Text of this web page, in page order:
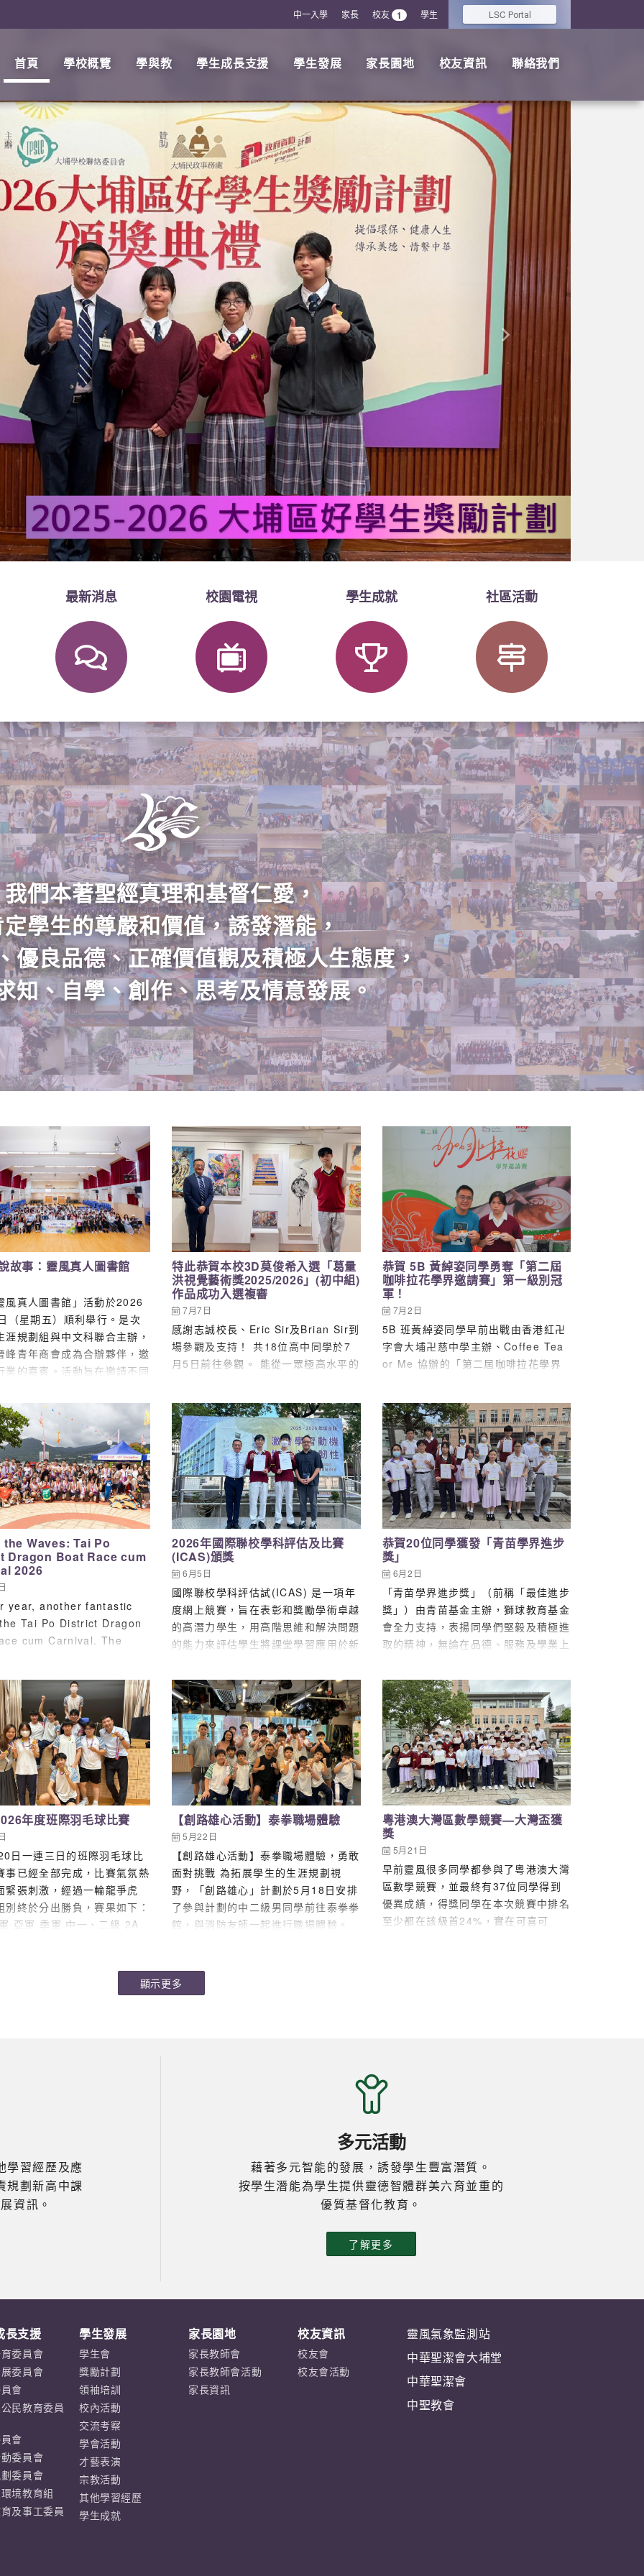
中一入學 家長 校友 1 學生 LSC Portal
首頁 學校概覽 學與教 學生成長支援 學生發展 家長園地 校友資訊 聯絡我們
最新消息 校園電視 學生成就 社區活動
我們本著聖經真理和基督仁愛，
學生的尊嚴和價值，誘發潛能，
優良品德、正確價值觀及積極人生態度，
知、自學、創作、思考及情意發展。
故事：靈風真人圖書館
風真人圖書館」活動於2026
（星期五）順利舉行。是次
涯規劃組與中文科聯合主辦，
峰青年商會成為合辦夥伴，邀
業的嘉賓。活動旨在邀請不同
學進行深度對話，讓學生能切
同行業的苦與樂，為未來的生
定堅實的基礎。 是次活動陣
邀請到多位來自社會各界的傑
士擔任「真人圖書」。當中包
運接力獎牌得主兼醫生劉敬亭
業傳訊及公關事務顧問吳淑珊
冊高級心理諮詢師Elvin
滑浪風帆運動員文傲軒先
零售企業家歐陽明昌先生、
Room創辦人歐菩嫻小姐、
民關係組梁永基警長與梁浩鈞
及香港食肉獸創辦人郭澤豐先
貫徹互動與實踐並重的理
9時正於學校禮堂舉行開幕儀
幕。隨後，活動分為兩節「真
小組分享，同學們移師至各個
嘉賓進行近距離的交流與探
們無私分享其行業心路歷程與
，課室內氣氛熱烈。在兩節充
的課室分享後，全體師生與嘉
集禮堂，由志誠校長及晉峰青
麗卿會長分享活動理念及感
來由Raymond副校長主持
對談」的環節，每位嘉賓輪流
上一句語重心長的鼓勵說話，
學子勇於追尋夢想、在挑戰中
，真摯的寄語贏得全場熱烈的
同學能在未來的生涯規劃與
上迎難而上。承傳靈風精神，
念書寫屬於自己的精彩未來。
特此恭賀本校3D莫俊希入選「葛量
洪視覺藝術獎2025/2026」(初中組)
作品成功入選複審
7月7日
感謝志誠校長、Eric Sir及Brian Sir到
場參觀及支持！ 共18位高中同學於7
月5日前往參觀。 能從一眾極高水平的
7/7/2026於石硤尾賽馬會創意藝術中
心（JCCAC）L1 畫廊展出。……
恭賀 5B 黃綽姿同學勇奪「第二屆
咖啡拉花學界邀請賽」第一級別冠
軍！
7月2日
5B 班黃綽姿同學早前出戰由香港紅卍
字會大埔卍慈中學主辦、Coffee Tea
or Me 協辦的「第二屆咖啡拉花學界
的臨場表現，成功榮獲「第一級別冠
軍」殊榮 ！ 是次學界邀請賽競爭激
烈，吸引了來自全港各區共 21 所學
校、多達 84 位學生同場競技 。比賽
更邀得協辦機構「Coffee Tea or
Me」團隊擔任專業評審，該團隊同時
擁有 CQI-Q Arabica Grader 國際咖
啡品質鑑定師執照，以及 L.A.G.S.
……
Waves: Tai Po
Dragon Boat Race cum
2026
year, another fantastic
Tai Po District Dragon
cum Carnival. The
were answered with clear
warming sunshine as
the race!……
2026年國際聯校學科評估及比賽
(ICAS)頒獎
6月5日
國際聯校學科評估試(ICAS) 是一項年
度網上競賽，旨在表彰和獎勵學術卓越
的高潛力學生，用高階思維和解決問題
的能力來評估學生將課堂學習應用於新
2026年國際聯校評估試ICAS，共有7
位學生考獲佳績，其中3人取得優異
(Credit)成績和4人取得優良(Merit)，
當中2B班洪穎言更奪得英文評估試的
榮譽證書 (Distinction)，成績詳見下
表。 班別 中文姓名 數學(中文) 英文
科學(中文) 2B 洪穎言 Distinction
2B 劉鎧豪 Credit 1A 朱珈
葵 Credit 2B 程小萍 Merit
2B 蔡天蔭 Merit 4A 楊
丰源 Merit 4A 鄭力豪 Credit 在
此恭賀以上考獲佳績學生。 ……
恭賀20位同學獲發「青苗學界進步
獎」
6月2日
「青苗學界進步獎」（前稱「最佳進步
獎」）由青苗基金主辦，獅球教育基金
會全力支持，表揚同學們堅毅及積極進
取的精神，無論在品德、服務及學業上
個人潛能。得獎者不一定是名列前茅，
而是在學業或品德方面有最佳進步表現
而獲獎。 經老師的提名及大會的遴選
後，本校有20位同學獲「青苗學界進
步獎2024-2025」嘉許獎狀，當中3C
蘇巧敏同學更獲頒發港幣1000元獎學
金，以作表揚。 恭賀各位得獎同學，
同學們在學業品德或服務方面有顯著進
步，得到老師的肯定和讚賞。 獲嘉許
獎狀學生名單： 2A金煦希 2B許洪榕
2C丘嘉琳 2D賴愷呈 3A陳卓彤 3B鍾
善掦 3C蘇巧敏（同時獲青苗進步獎獎
學金） 3D譚語軒 4A張顯揚 4A徐源希
4A鄭力豪 4C張可怡 5A馮家洋 5B孟
詩雅 5C王明森 5D徐鈺熙 6A黃顯允
年度班際羽毛球比賽
日一連三日的班際羽毛球比
事已經全部完成，比賽氣氛熱
緊張刺激，經過一輪龍爭虎
別終於分出勝負，賽果如下：
亞軍 季軍 中一、二級 2A
位老師、同學到場打氣，另
校隊同學主動擔任裁判工作，
【創路雄心活動】泰拳職場體驗
5月22日
【創路雄心活動】泰拳職場體驗，勇敢
面對挑戰 為拓展學生的生涯規劃視
野，「創路雄心」計劃於5月18日安排
了參與計劃的中二級男同學前往泰拳拳
館，與消防友師一起進行職場體驗。
更深入了解成為專業教練的條件——包
括需修讀相關教練證書、急救及營養學
他們體會到堅毅與正向心態的重要性，
2A 鄭仲熙 2B 徐廸峯 2C 張啟業 2D
黃耀正 2A 林永康 2 B劉鎧豪 2C 張文
俊 2D 吳東煜 2A 鄧樂洋 2B 謝思樂
2C 馮峻晞 2D 楊智杰 2A 黃銘東
2C 郭政彥 2C 吳柏琛 2C 徐
粵港澳大灣區數學競賽—大灣盃獲
獎
5月21日
早前靈風很多同學都參與了粵港澳大灣
區數學競賽，並最終有37位同學得到
優異成績，得獎同學在本次競賽中排名
至少都在該級首24%，實在可喜可
譚安晴 三等獎 2B 劉子釺 三等獎 2B
邱鉦皓 三等獎 3D 陳梓稀 三等獎 4A
張雨馨 三等獎 4A 張顯揚 三等獎 4A
徐源希 三等獎 4A 黃耀 三等獎 4A 劉
埻 三等獎 4A 李倖霆 三等獎 4A 盧柏
熹 三等獎 4A 蘇柏晞 三等獎 4A 王昱
舜 三等獎 4A 叶健霖 三等獎 4A 楊丰
源 三等獎 4A 張俊瀚 三等獎 4B 甄子
樂 三等獎 4C 劉智康 三等獎 4D 黎梓
晴 優異獎 2B 劉子釺 參與獎 一分耕
精進，都有望其他同學積極參與，勇於
嘗試！ ……
顯示更多
學習經歷及應
規劃新高中課
資訊。
多元活動
藉著多元智能的發展，誘發學生豐富潛質。
按學生潛能為學生提供靈德智體群美六育並重的
優質基督化教育。
了解更多
長支援
委員會
委員會
會
民教育委員
會
委員會
委員會
境教育組
及事工委員
學生發展
學生會
獎勵計劃
領袖培訓
校內活動
交流考察
學會活動
才藝表演
宗教活動
其他學習經歷
學生成就
家長園地
家長教師會
家長教師會活動
家長資訊
校友資訊
校友會
校友會活動
靈風氣象監測站
中華聖潔會大埔堂
中華聖潔會
中聖教會